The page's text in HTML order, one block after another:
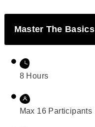
Master The Basics
8 Hours
Max 16 Participants